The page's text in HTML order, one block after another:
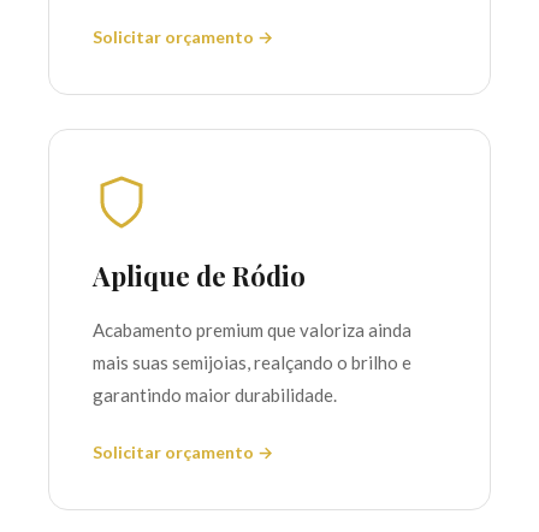
Solicitar orçamento →
Aplique de Ródio
Acabamento premium que valoriza ainda
mais suas semijoias, realçando o brilho e
garantindo maior durabilidade.
Solicitar orçamento →